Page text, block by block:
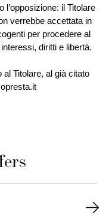
l’opposizione: il Titolare
verrebbe accettata in
per procedere al
diritti e libertà.
Titolare, al già citato